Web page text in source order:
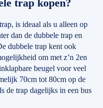
trap kopen?
is ideaal als u alleen op
dan de dubbele trap en
dubbele trap kent ook
om met z’n 2en
beugel voor veel
70cm tot 80cm op de
de trap dagelijks in een bus